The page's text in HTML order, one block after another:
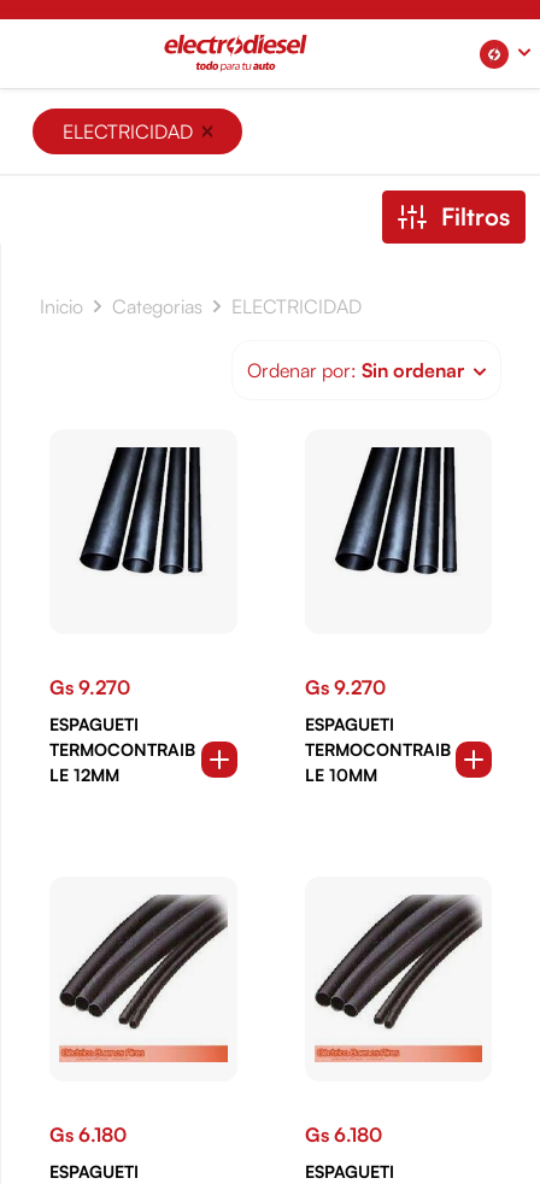
ELECTRICIDAD
Filtros
Inicio Categorias ELECTRICIDAD
Ordenar por: Sin ordenar
Gs 9.270
ESPAGUETI
TERMOCONTRAIB
LE 12MM
Gs 9.270
ESPAGUETI
TERMOCONTRAIB
LE 10MM
Gs 6.180
ESPAGUETI
Gs 6.180
ESPAGUETI